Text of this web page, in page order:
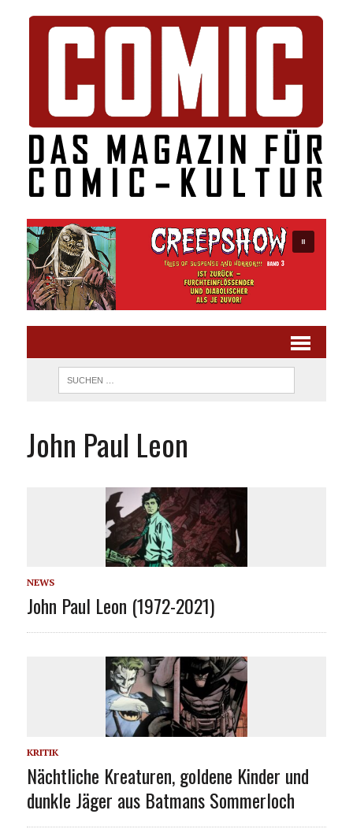
John Paul Leon
NEWS
John Paul Leon (1972-2021)
KRITIK
Nächtliche Kreaturen, goldene Kinder und
dunkle Jäger aus Batmans Sommerloch